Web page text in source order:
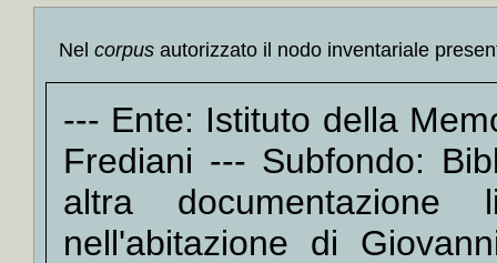
+Il
+ Un
+
+La
+
La
+
Nelcorpus autorizzato il nodo inventariale
--- Ente: Istituto della
Frediani --- Subfondo:
altra
nell'abitazione di